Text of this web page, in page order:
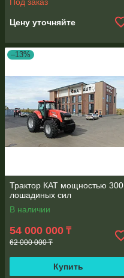
Цену уточняйте
–13%
Трактор КАТ мощностью 300
лошадиных сил
В наличии
54 000 000 ₸
62 000 000 ₸
Купить